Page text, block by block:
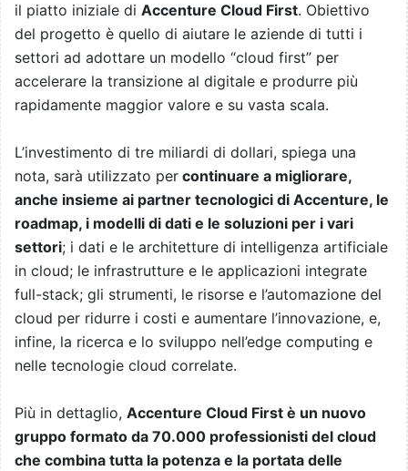
il piatto iniziale di Accenture Cloud First. Obiettivo
del progetto è quello di aiutare le aziende di tutti i
settori ad adottare un modello “cloud first” per
accelerare la transizione al digitale e produrre più
rapidamente maggior valore e su vasta scala.
L’investimento di tre miliardi di dollari, spiega una
nota, sarà utilizzato per continuare a migliorare,
anche insieme ai partner tecnologici di Accenture, le
roadmap, i modelli di dati e le soluzioni per i vari
settori; i dati e le architetture di intelligenza artificiale
in cloud; le infrastrutture e le applicazioni integrate
full-stack; gli strumenti, le risorse e l’automazione del
cloud per ridurre i costi e aumentare l’innovazione, e,
infine, la ricerca e lo sviluppo nell’edge computing e
nelle tecnologie cloud correlate.
Più in dettaglio, Accenture Cloud First è un nuovo
gruppo formato da 70.000 professionisti del cloud
che combina tutta la potenza e la portata delle